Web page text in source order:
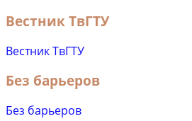
Вестник ТвГТУ
Вестник ТвГТУ
Без барьеров
Без барьеров